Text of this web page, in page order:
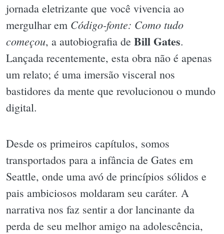
jornada eletrizante que você vivencia ao
mergulhar em Código-fonte: Como tudo
começou, a autobiografia de Bill Gates.
Lançada recentemente, esta obra não é apenas
um relato; é uma imersão visceral nos
bastidores da mente que revolucionou o mundo
digital.
Desde os primeiros capítulos, somos
transportados para a infância de Gates em
Seattle, onde uma avó de princípios sólidos e
pais ambiciosos moldaram seu caráter. A
narrativa nos faz sentir a dor lancinante da
perda de seu melhor amigo na adolescência,